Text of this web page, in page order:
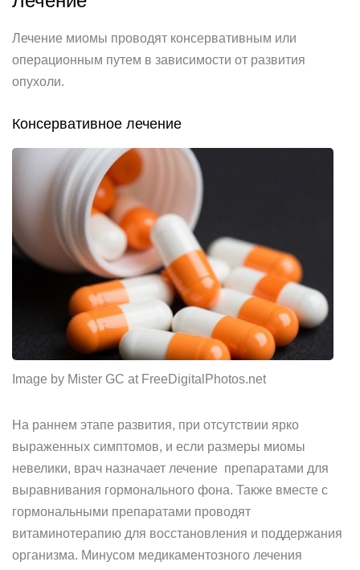
Лечение миомы проводят консервативным или
операционным путем в зависимости от развития
опухоли.
Консервативное лечение
Image by Mister GC at FreeDigitalPhotos.net
На раннем этапе развития, при отсутствии ярко
выраженных симптомов, и если размеры миомы
невелики, врач назначает лечение препаратами для
выравнивания гормонального фона. Также вместе с
гормональными препаратами проводят
витаминотерапию для восстановления и поддержания
организма. Минусом медикаментозного лечения